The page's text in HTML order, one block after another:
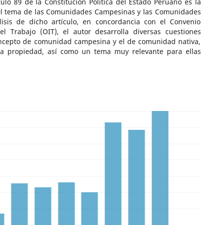
de las Comunidades Campesinas y las Comunidades
de dicho artículo, en concordancia con el Convenio
Trabajo (OIT), el autor desarrolla diversas cuestiones
de comunidad campesina y el de comunidad nativa,
propiedad, así como un tema muy relevante para ellas